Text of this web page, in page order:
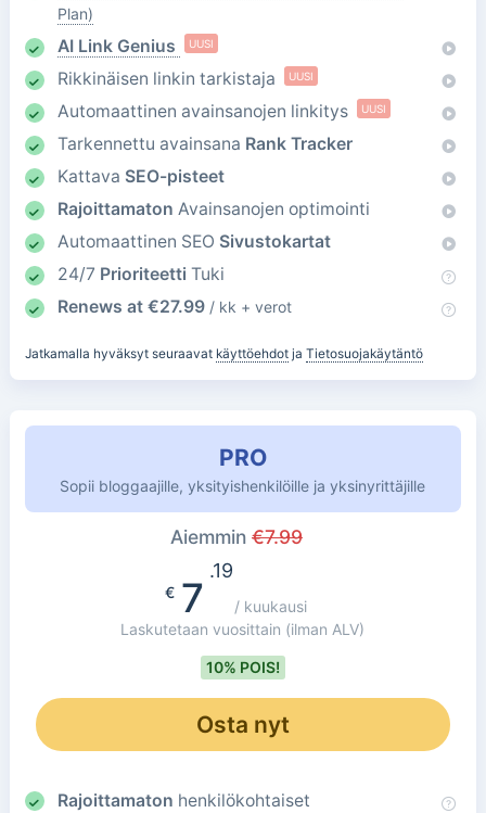
Plan)
AI Link Genius UUSI
Rikkinäisen linkin tarkistaja UUSI
Automaattinen avainsanojen linkitys UUSI
Tarkennettu avainsana Rank Tracker
Kattava SEO-pisteet
Rajoittamaton Avainsanojen optimointi
Automaattinen SEO Sivustokartat
24/7 Prioriteetti Tuki
Renews at €27.99 / kk + verot
Jatkamalla hyväksyt seuraavat käyttöehdotja Tietosuojakäytäntö
PRO
Sopii bloggaajille, yksityishenkilöille ja yksinyrittäjille
Aiemmin €7.99
€7
.19
/ kuukausi
Laskutetaan vuosittain (ilman ALV)
10% POIS!
Osta nyt
Rajoittamaton henkilökohtaiset